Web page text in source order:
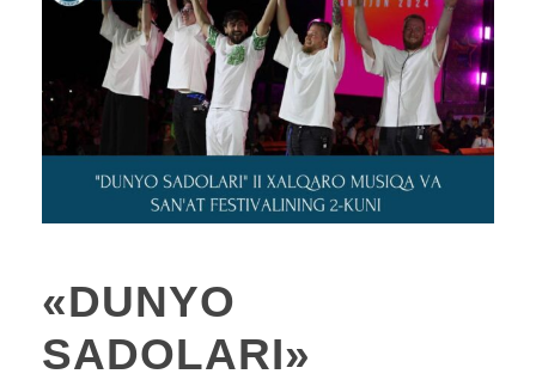
«DUNYO
SADOLARI»